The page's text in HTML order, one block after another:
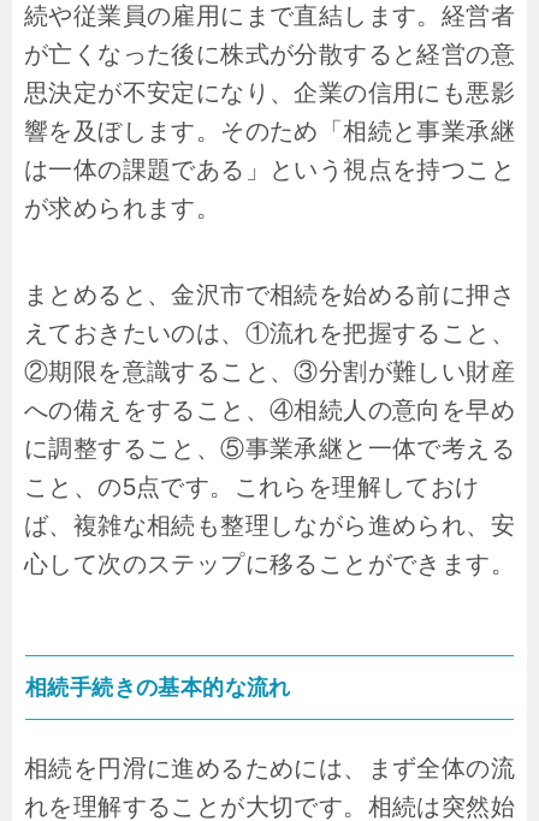
続や従業員の雇用にまで直結します。経営者
が亡くなった後に株式が分散すると経営の意
思決定が不安定になり、企業の信用にも悪影
響を及ぼします。そのため「相続と事業承継
は一体の課題である」という視点を持つこと
が求められます。
まとめると、金沢市で相続を始める前に押さ
えておきたいのは、①流れを把握すること、
②期限を意識すること、③分割が難しい財産
への備えをすること、④相続人の意向を早め
に調整すること、⑤事業承継と一体で考える
こと、の5点です。これらを理解しておけ
ば、複雑な相続も整理しながら進められ、安
心して次のステップに移ることができます。
相続手続きの基本的な流れ
相続を円滑に進めるためには、まず全体の流
れを理解することが大切です。相続は突然始